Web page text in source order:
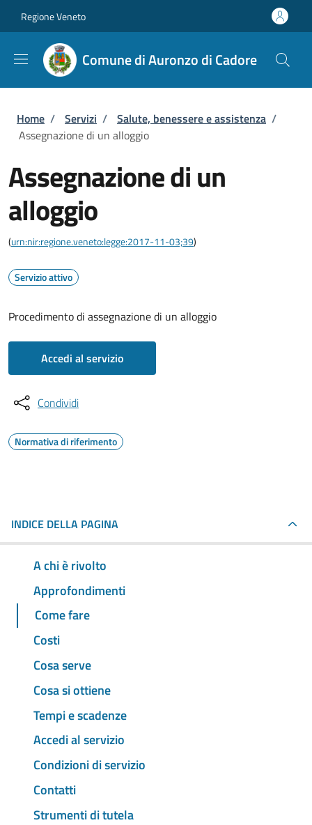
Regione Veneto
Comune di Auronzo di Cadore
Briciole di pane
Home / Servizi / Salute, benessere e assistenza /
Assegnazione di un alloggio
Assegnazione di un
alloggio
(urn:nir:regione.veneto:legge:2017-11-03;39)
Servizio attivo
Procedimento di assegnazione di un alloggio
Accedi al servizio
Condividi
Normativa di riferimento
INDICE DELLA PAGINA
A chi è rivolto
Approfondimenti
Come fare
Costi
Cosa serve
Cosa si ottiene
Tempi e scadenze
Accedi al servizio
Condizioni di servizio
Contatti
Strumenti di tutela